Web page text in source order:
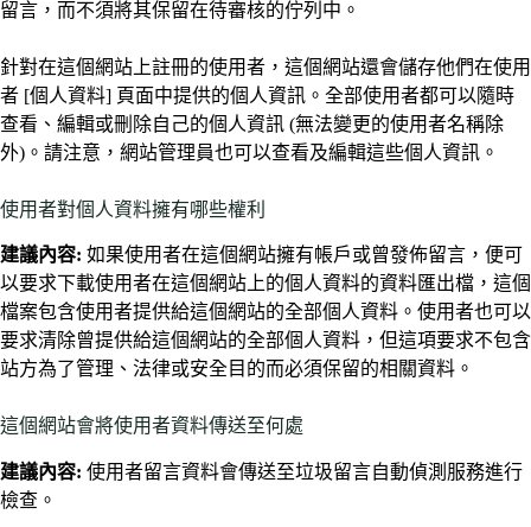
留言，而不須將其保留在待審核的佇列中。
針對在這個網站上註冊的使用者，這個網站還會儲存他們在使用
者 [個人資料] 頁面中提供的個人資訊。全部使用者都可以隨時
查看、編輯或刪除自己的個人資訊 (無法變更的使用者名稱除
外)。請注意，網站管理員也可以查看及編輯這些個人資訊。
使用者對個人資料擁有哪些權利
建議內容: 如果使用者在這個網站擁有帳戶或曾發佈留言，便可
以要求下載使用者在這個網站上的個人資料的資料匯出檔，這個
檔案包含使用者提供給這個網站的全部個人資料。使用者也可以
要求清除曾提供給這個網站的全部個人資料，但這項要求不包含
站方為了管理、法律或安全目的而必須保留的相關資料。
這個網站會將使用者資料傳送至何處
建議內容: 使用者留言資料會傳送至垃圾留言自動偵測服務進行
檢查。